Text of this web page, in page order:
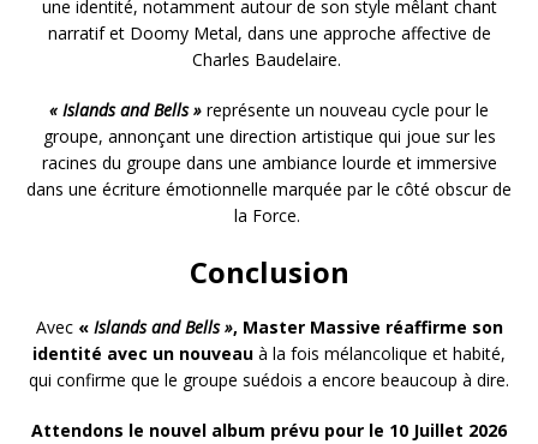
une identité, notamment autour de son style mêlant chant
narratif et Doomy Metal, dans une approche affective de
Charles Baudelaire.
« Islands and Bells » représente un nouveau cycle pour le
groupe, annonçant une direction artistique qui joue sur les
racines du groupe dans une ambiance lourde et immersive
dans une écriture émotionnelle marquée par le côté obscur de
la Force.
Conclusion
Avec « Islands and Bells », Master Massive réaffirme son
identité avec un nouveau à la fois mélancolique et habité,
qui confirme que le groupe suédois a encore beaucoup à dire.
Attendons le nouvel album prévu pour le 10 Juillet 2026